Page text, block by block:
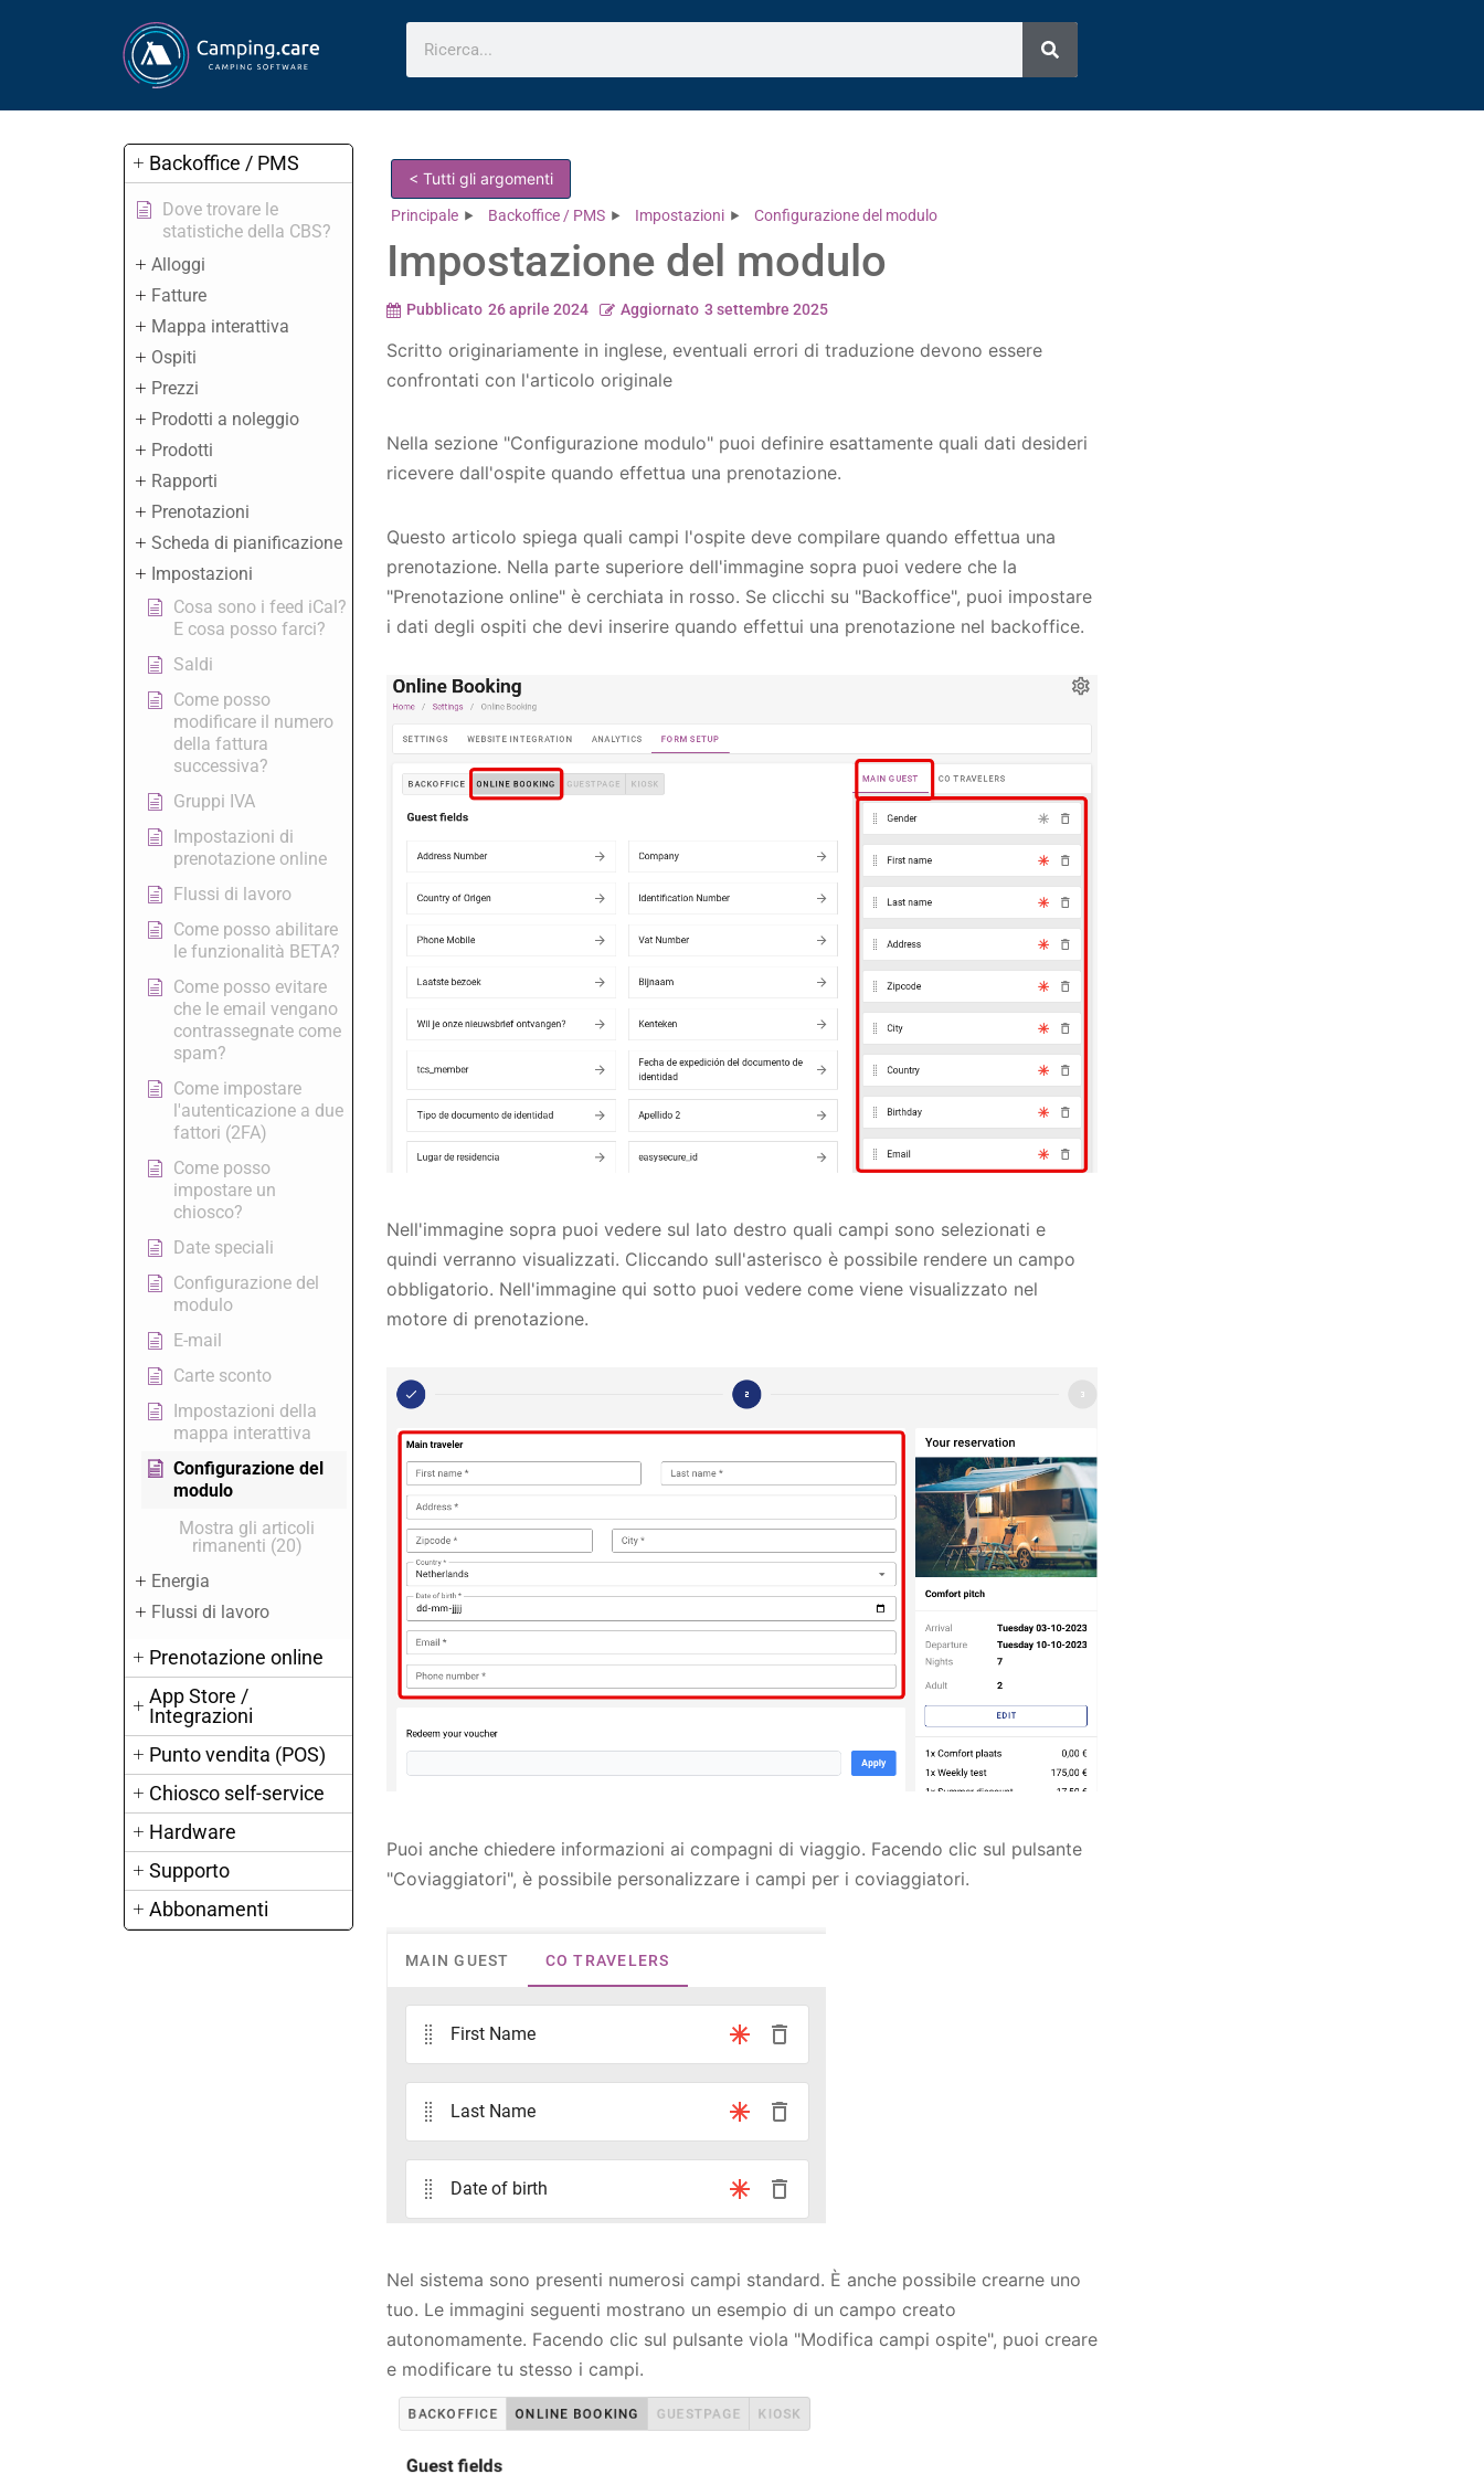
Backoffice / PMS
Dove trovare le
statistiche della CBS?
Alloggi
Fatture
Mappa interattiva
Ospiti
Prezzi
Prodotti a noleggio
Prodotti
Rapporti
Prenotazioni
Scheda di pianificazione
Impostazioni
Cosa sono i feed iCal?
E cosa posso farci?
Saldi
Come posso
modificare il numero
della fattura
successiva?
Gruppi IVA
Impostazioni di
prenotazione online
Flussi di lavoro
Come posso abilitare
le funzionalità BETA?
Come posso evitare
che le email vengano
contrassegnate come
spam?
Come impostare
l'autenticazione a due
fattori (2FA)
Come posso
impostare un
chiosco?
Date speciali
Configurazione del
modulo
E-mail
Carte sconto
Impostazioni della
mappa interattiva
Configurazione del
modulo
Mostra gli articoli
rimanenti (20)
Energia
Flussi di lavoro
Prenotazione online
App Store /
Integrazioni
Punto vendita (POS)
Chiosco self-service
Hardware
Supporto
Abbonamenti
< Tutti gli argomenti
Principale Backoffice / PMS Impostazioni Configurazione del modulo
Impostazione del modulo
Pubblicato 26 aprile 2024 Aggiornato 3 settembre 2025
Scritto originariamente in inglese, eventuali errori di traduzione devono essere
confrontati con l'articolo originale
Nella sezione "Configurazione modulo" puoi definire esattamente quali dati desideri
ricevere dall'ospite quando effettua una prenotazione.
Questo articolo spiega quali campi l'ospite deve compilare quando effettua una
prenotazione. Nella parte superiore dell'immagine sopra puoi vedere che la
"Prenotazione online" è cerchiata in rosso. Se clicchi su "Backoffice", puoi impostare
i dati degli ospiti che devi inserire quando effettui una prenotazione nel backoffice.
Nell'immagine sopra puoi vedere sul lato destro quali campi sono selezionati e
quindi verranno visualizzati. Cliccando sull'asterisco è possibile rendere un campo
obbligatorio. Nell'immagine qui sotto puoi vedere come viene visualizzato nel
motore di prenotazione.
Puoi anche chiedere informazioni ai compagni di viaggio. Facendo clic sul pulsante
"Coviaggiatori", è possibile personalizzare i campi per i coviaggiatori.
Nel sistema sono presenti numerosi campi standard. È anche possibile crearne uno
tuo. Le immagini seguenti mostrano un esempio di un campo creato
autonomamente. Facendo clic sul pulsante viola "Modifica campi ospite", puoi creare
e modificare tu stesso i campi.